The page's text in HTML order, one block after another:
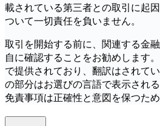
載されている第三者との取引に起
ついて一切責任を負いません。
取引を開始する前に、関連する金
自に確認することをお勧めします
で提供されており、翻訳はされて
の部分はお選びの言語で表示され
免責事項は正確性と意図を保つため